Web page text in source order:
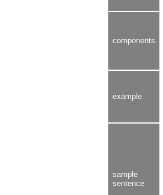
components
example
sample
sentence